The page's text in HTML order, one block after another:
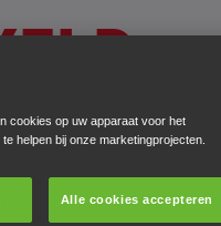
U
drie met
cookies op uw apparaat voor het
helpen bij onze marketingprojecten.
Alle cookies accepteren